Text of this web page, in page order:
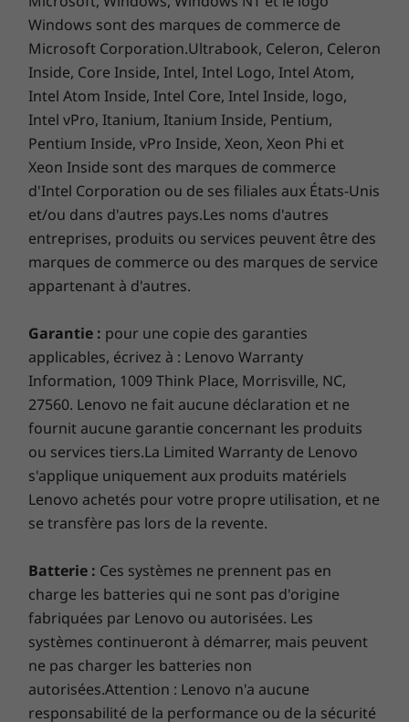
Tiny-in-One Monitor, wireless keyboard and mouse sold separately.
Superb security
Innovate fearlessly with the end-to-end
industry-leading hardware, software, services,
and processes to protect ideas and business.
The Intel vPro ®platform brings below-the-OS
protection to better safeguard data and assets
and maintain long-term stability. Each
ThinkCentre device is shipped with a Trusted
Platform Module (TPM) 2.0 chip which encrypts
your passwords, while BIOS-based Smart USB
Protection prevents unauthorized users from
Power Supply Unit (PSU)
135W 89%
90W 89%
What’s in the box
ThinkCentre M80q Gen 3 Tiny (Intel)
USB Keyboard
USB Mouse
Quick Start Guide
Full spec list for part numbers starting with 11U1
available here
*Not all specs available on lenovo.com
Specifications may vary depending on region/model and availability
Windows sont des marques de commerce de
Microsoft Corporation.Ultrabook, Celeron, Celeron
Inside, Core Inside, Intel, Intel Logo, Intel Atom,
Intel Atom Inside, Intel Core, Intel Inside, logo,
Intel vPro, Itanium, Itanium Inside, Pentium,
Pentium Inside, vPro Inside, Xeon, Xeon Phi et
Xeon Inside sont des marques de commerce
d'Intel Corporation ou de ses filiales aux États-Unis
et/ou dans d'autres pays.Les noms d'autres
entreprises, produits ou services peuvent être des
marques de commerce ou des marques de service
appartenant à d'autres.
Garantie : pour une copie des garanties
applicables, écrivez à : Lenovo Warranty
Information, 1009 Think Place, Morrisville, NC,
27560. Lenovo ne fait aucune déclaration et ne
fournit aucune garantie concernant les produits
ou services tiers.La Limited Warranty de Lenovo
s'applique uniquement aux produits matériels
Lenovo achetés pour votre propre utilisation, et ne
se transfère pas lors de la revente.
Batterie : Ces systèmes ne prennent pas en
charge les batteries qui ne sont pas d'origine
fabriquées par Lenovo ou autorisées. Les
systèmes continueront à démarrer, mais peuvent
ne pas charger les batteries non
autorisées.Attention : Lenovo n'a aucune
responsabilité de la performance ou de la sécurité